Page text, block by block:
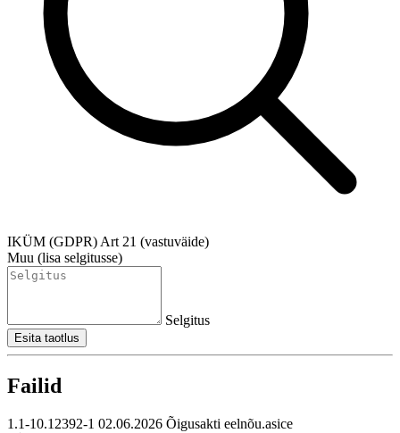
IKÜM (GDPR) Art 21 (vastuväide)
Muu (lisa selgitusse)
Selgitus
Esita taotlus
Failid
1.1-10.12392-1 02.06.2026 Õigusakti eelnõu.asice